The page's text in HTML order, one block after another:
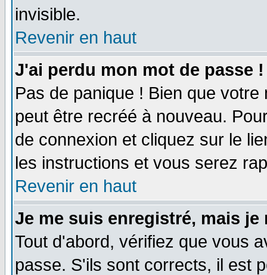
invisible.
Revenir en haut
J'ai perdu mon mot de passe !
Pas de panique ! Bien que
peut être recréé à nouveau.
de connexion et cliquez sur le
les instructions et vous serez
Revenir en haut
Je me suis enregistré, mais
Tout d'abord, vérifiez que vous
passe. S'ils sont corrects, il est